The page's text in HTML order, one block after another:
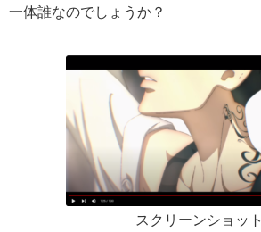
一体誰なのでしょうか？
スクリーンショット